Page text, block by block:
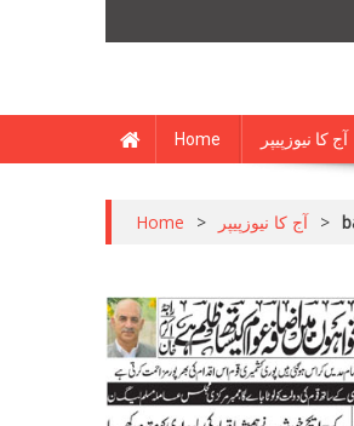
Home آج کا نیوزپیپر
Home > آج کا نیوزپیپر >